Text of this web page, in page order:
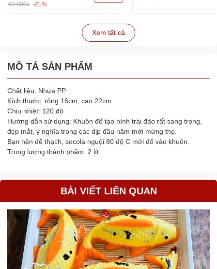
62.000₫ -21%
Xem tất cả
MÔ TẢ SẢN PHẨM
Chất liệu: Nhựa PP
Kích thước: rộng 16cm, cao 22cm
Chịu nhiệt: 120 độ
Hướng dẫn sử dụng: Khuôn đổ tạo hình trái đào rất sang trọng,
đẹp mắt, ý nghĩa trong các dịp đầu năm mới mừng thọ.
Bạn nên để thạch, socola nguội 80 độ C mới đổ vào khuôn.
Trong lượng thành phẩm: 2 lít
BÀI VIẾT LIÊN QUAN